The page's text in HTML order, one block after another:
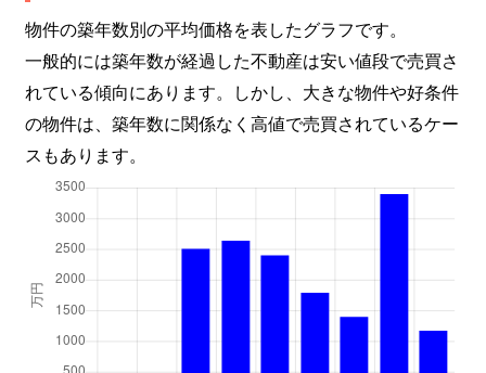
物件の築年数別の平均価格を表したグラフです。
一般的には築年数が経過した不動産は安い値段で売買さ
れている傾向にあります。しかし、大きな物件や好条件
の物件は、築年数に関係なく高値で売買されているケー
スもあります。